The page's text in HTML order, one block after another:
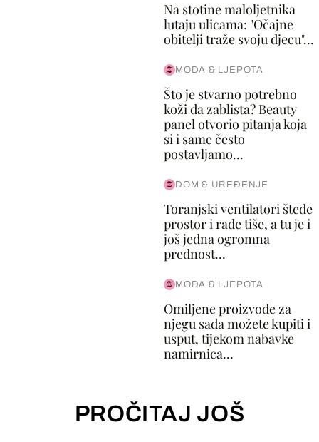
Na stotine maloljetnika
lutaju ulicama: "Očajne
obitelji traže svoju djecu"...
MODA & LJEPOTA
Što je stvarno potrebno
koži da zablista? Beauty
panel otvorio pitanja koja
si i same često
postavljamo...
DOM & UREĐENJE
Toranjski ventilatori štede
prostor i rade tiše, a tu je i
još jedna ogromna
prednost...
MODA & LJEPOTA
Omiljene proizvode za
njegu sada možete kupiti i
usput, tijekom nabavke
namirnica...
PROČITAJ JOŠ